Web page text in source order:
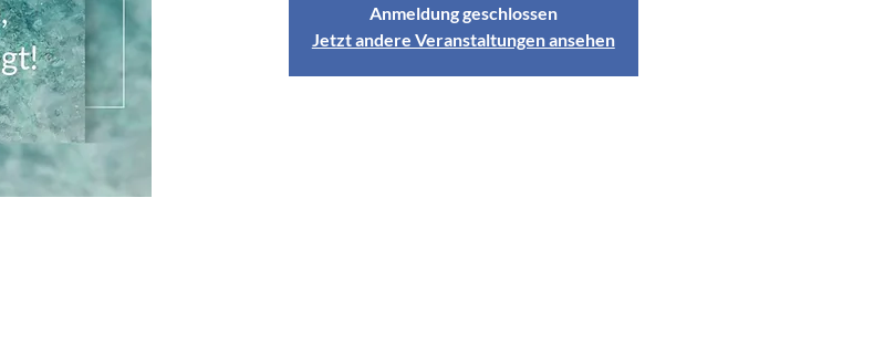
Anmeldung geschlossen
Jetzt andere Veranstaltungen ansehen